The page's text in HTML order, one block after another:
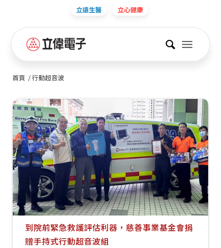
立遠生醫 立心健康
首頁 /行動超音波
到院前緊急救護評估利器，慈善事業基金會捐
贈手持式行動超音波組